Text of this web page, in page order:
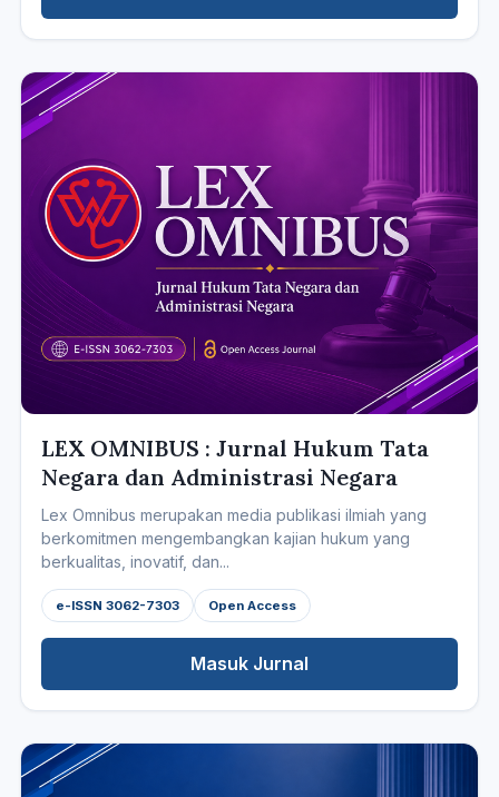
LEX OMNIBUS : Jurnal Hukum Tata
Negara dan Administrasi Negara
Lex Omnibus merupakan media publikasi ilmiah yang
berkomitmen mengembangkan kajian hukum yang
berkualitas, inovatif, dan...
e-ISSN 3062-7303 Open Access
Masuk Jurnal